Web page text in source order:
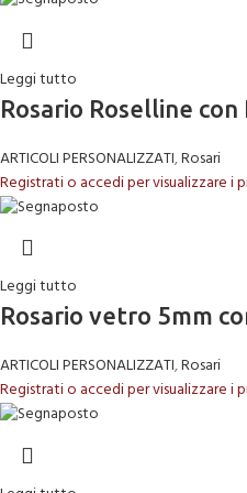
Leggi tutto
Rosario Roselline
ARTICOLI PERSONALIZZATI,Rosari
Registrati o accedi per visualizzare i
Leggi tutto
Rosario vetro 5mm
ARTICOLI PERSONALIZZATI,Rosari
Registrati o accedi per visualizzare i